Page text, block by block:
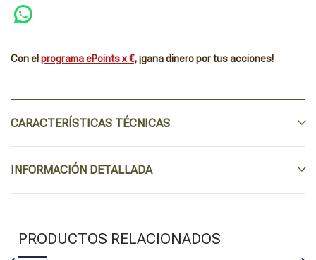
Con el programa ePoints x €, ¡gana dinero por tus acciones!
CARACTERÍSTICAS TÉCNICAS
INFORMACIÓN DETALLADA
PRODUCTOS RELACIONADOS